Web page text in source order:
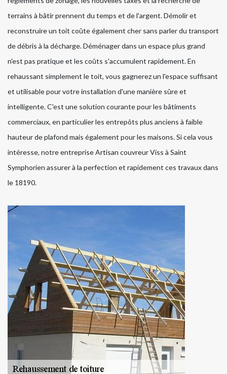
terrains à bâtir prennent du temps et de l'argent. Démolir et
reconstruire un toit coûte également cher sans parler du transport
de débris à la décharge. Déménager dans un espace plus grand
n'est pas pratique et les coûts s'accumulent rapidement. En
rehaussant simplement le toit, vous gagnerez un l'espace suffisant
et utilisable pour votre installation d'une manière sûre et
intelligente. C'est une solution courante pour les bâtiments
commerciaux, en particulier les entrepôts plus anciens à faible
hauteur de plafond mais également pour les maisons. Si cela vous
intéresse, notre entreprise Artisan couvreur Viss à Saint
Symphorien assurer à la perfection et rapidement ces travaux dans
le 18190.